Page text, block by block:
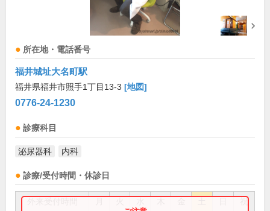
所在地・電話番号
福井城址大名町駅
福井県福井市照手1丁目13-3 [地図]
0776-24-1230
診療科目
泌尿器科 内科
診療/受付時間・休診日
祝